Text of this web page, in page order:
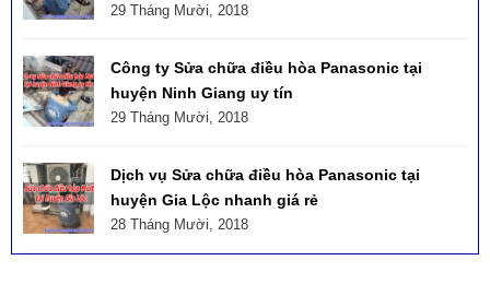
29 Tháng Mười, 2018
Công ty Sửa chữa điều hòa Panasonic tại
huyện Ninh Giang uy tín
29 Tháng Mười, 2018
Dịch vụ Sửa chữa điều hòa Panasonic tại
huyện Gia Lộc nhanh giá rẻ
28 Tháng Mười, 2018